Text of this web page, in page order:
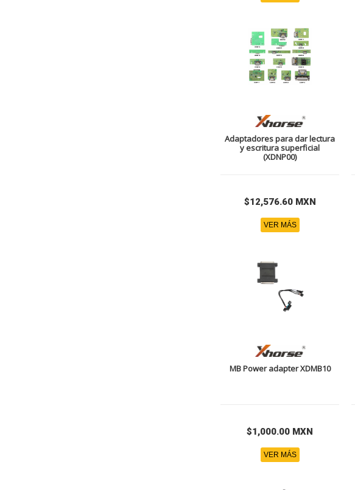
Adaptadores para dar lectura
y escritura superficial
(XDNP00)
$12,576.60 MXN
VER MÁS
MB Power adapter XDMB10
$1,000.00 MXN
VER MÁS